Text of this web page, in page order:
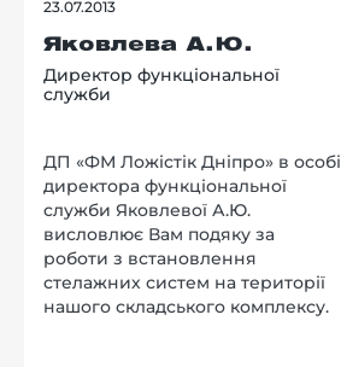
23.07.2013
Яковлева А.Ю.
Директор функціональної
служби
ДП «ФМ Ложістік Дніпро» в особі
директора функціональної
служби Яковлевої А.Ю.
висловлює Вам подяку за
роботи з встановлення
стелажних систем на території
нашого складського комплексу.